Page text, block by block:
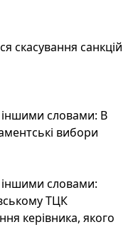
скасування санкцій
словами: В
вибори
словами:
ТЦК
керівника, якого